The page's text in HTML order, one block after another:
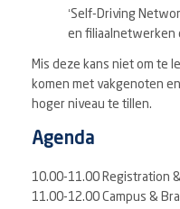
‘Self-Driving
en filiaalnetwerken
Mis deze kans niet om te
komen met vakgenoten
hoger niveau te tillen.
Agenda
10.00-11.00 Registration
11.00-12.00 Campus &